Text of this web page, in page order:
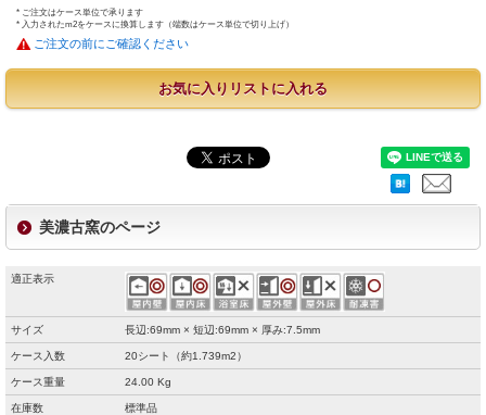
* ご注文はケース単位で承ります
* 入力されたm2をケースに換算します（端数はケース単位で切り上げ）
ご注文の前にご確認ください
お気に入りリストに入れる
美濃古窯のページ
適正表示
サイズ 長辺:69mm × 短辺:69mm × 厚み:7.5mm
ケース入数 20シート（約1.739m2）
ケース重量 24.00 Kg
在庫数 標準品